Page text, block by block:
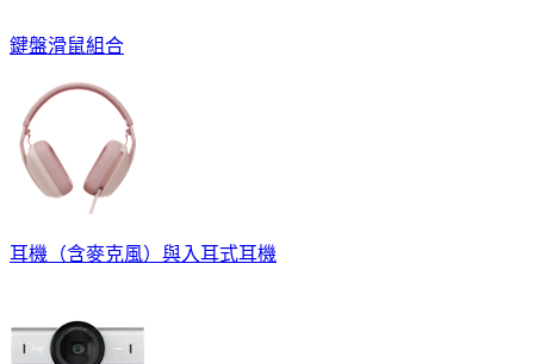
鍵盤滑鼠組合
耳機（含麥克風）與入耳式耳機